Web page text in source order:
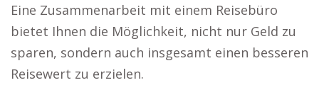
Eine Zusammenarbeit mit einem Reisebüro
bietet Ihnen die Möglichkeit, nicht nur Geld zu
sparen, sondern auch insgesamt einen besseren
Reisewert zu erzielen.